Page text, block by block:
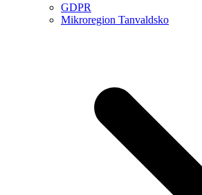
GDPR
Mikroregion Tanvaldsko